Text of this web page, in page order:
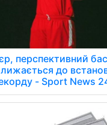
перспективний
до
- Sport News